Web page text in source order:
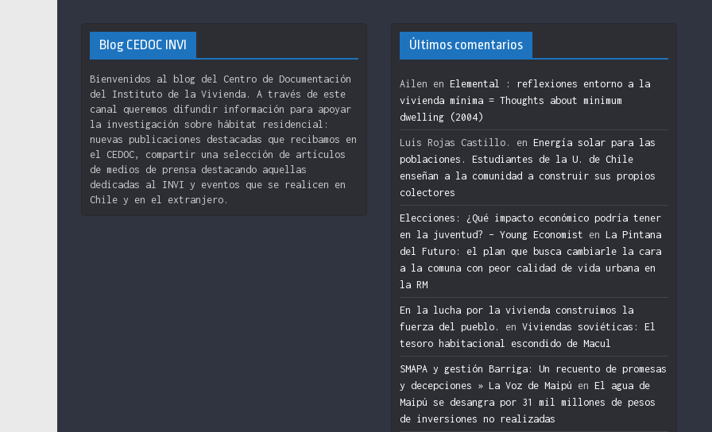
Blog CEDOC INVI
Bienvenidos al blog del Centro de Documentación
del Instituto de la Vivienda. A través de este
canal queremos difundir información para apoyar
la investigación sobre hábitat residencial:
nuevas publicaciones destacadas que recibamos en
el CEDOC, compartir una selección de artículos
de medios de prensa destacando aquellas
dedicadas al INVI y eventos que se realicen en
Chile y en el extranjero.
Últimos comentarios
Ailen en Elemental : reflexiones entorno a la
vivienda mínima = Thoughts about minimum
dwelling (2004)
Luis Rojas Castillo. en Energía solar para las
poblaciones. Estudiantes de la U. de Chile
enseñan a la comunidad a construir sus propios
colectores
Elecciones: ¿Qué impacto económico podría tener
en la juventud? – Young Economist en La Pintana
del Futuro: el plan que busca cambiarle la cara
a la comuna con peor calidad de vida urbana en
la RM
En la lucha por la vivienda construimos la
fuerza del pueblo.
en Viviendas soviéticas: El
tesoro habitacional escondido de Macul
SMAPA y gestión Barriga: Un recuento de promesas
y decepciones » La Voz de Maipú en El agua de
Maipú se desangra por 31 mil millones de pesos
de inversiones no realizadas